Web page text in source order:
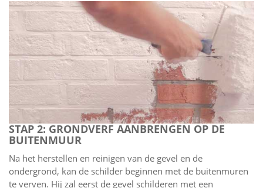
STAP 2: GRONDVERF AANBRENGEN OP DE
BUITENMUUR
Na het herstellen en reinigen van de gevel en de
ondergrond, kan de schilder beginnen met de buitenmuren
te verven. Hij zal eerst de gevel schilderen met een